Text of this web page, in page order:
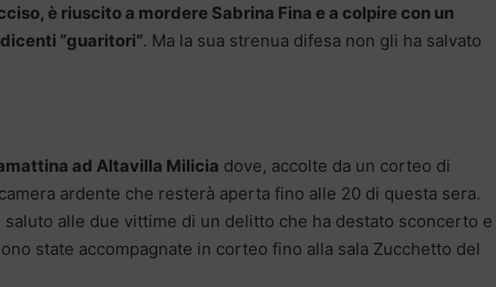
è riuscito a mordere Sabrina Fina e a colpire con un
“guaritori”. Ma la sua strenua difesa non gli ha salvato
ad Altavilla Milicia dove, accolte da un corteo di
ardente che resterà aperta fino alle 20 di questa sera.
alle due vittime di un delitto che ha destato sconcerto e
state accompagnate in corteo fino alla sala Zucchetto del